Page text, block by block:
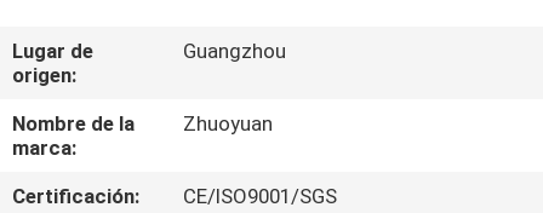
SHOW
SOBRE
NOSOTROS
Lugar de
origen:
Guangzhou
Nombre de la
marca:
Zhuoyuan
Certificación:
CE/ISO9001/SGS